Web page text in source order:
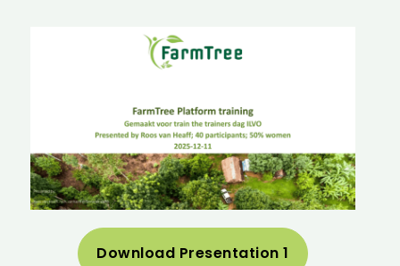
Download Presentation 1